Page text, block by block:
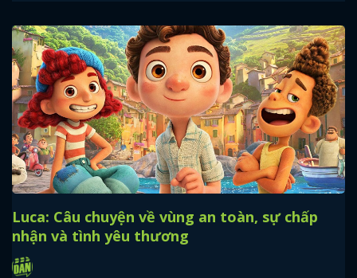
Luca: Câu chuyện về vùng an toàn, sự chấp
nhận và tình yêu thương